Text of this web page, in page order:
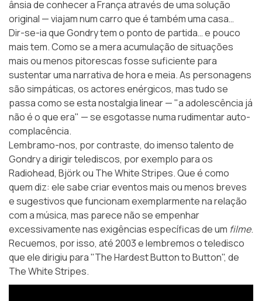
ânsia de conhecer a França através de uma solução
original — viajam num carro que é também uma casa…
Dir-se-ia que Gondry tem o ponto de partida… e pouco
mais tem. Como se a mera acumulação de situações
mais ou menos pitorescas fosse suficiente para
sustentar uma narrativa de hora e meia. As personagens
são simpáticas, os actores enérgicos, mas tudo se
passa como se esta nostalgia linear — "a adolescência já
não é o que era" — se esgotasse numa rudimentar auto-
complacência.
Lembramo-nos, por contraste, do imenso talento de
Gondry a dirigir telediscos, por exemplo para os
Radiohead, Björk ou The White Stripes. Que é como
quem diz: ele sabe criar eventos mais ou menos breves
e sugestivos que funcionam exemplarmente na relação
com a música, mas parece não se empenhar
excessivamente nas exigências específicas de um filme.
Recuemos, por isso, até 2003 e lembremos o teledisco
que ele dirigiu para "The Hardest Button to Button", de
The White Stripes.